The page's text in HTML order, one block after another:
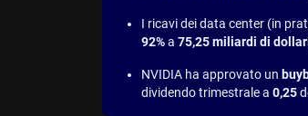
I ricavi dei data center (in
92%a 75,25 miliardi di
NVIDIA ha approvato un
dividendo trimestrale a 0,25